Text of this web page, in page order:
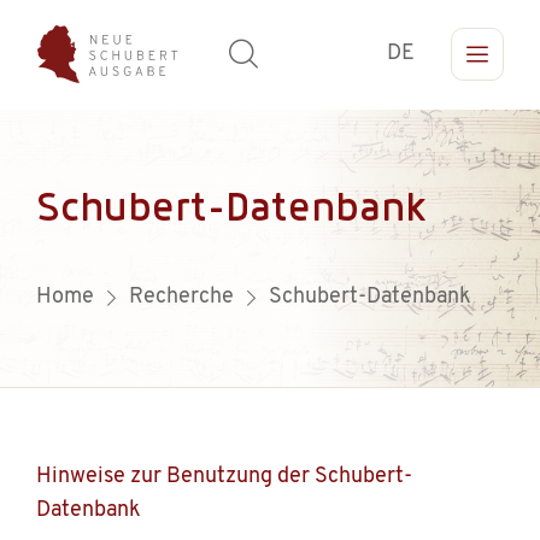
DE
Schubert-Datenbank
Home Recherche Schubert-Datenbank
Hinweise zur Benutzung der Schubert-
Datenbank